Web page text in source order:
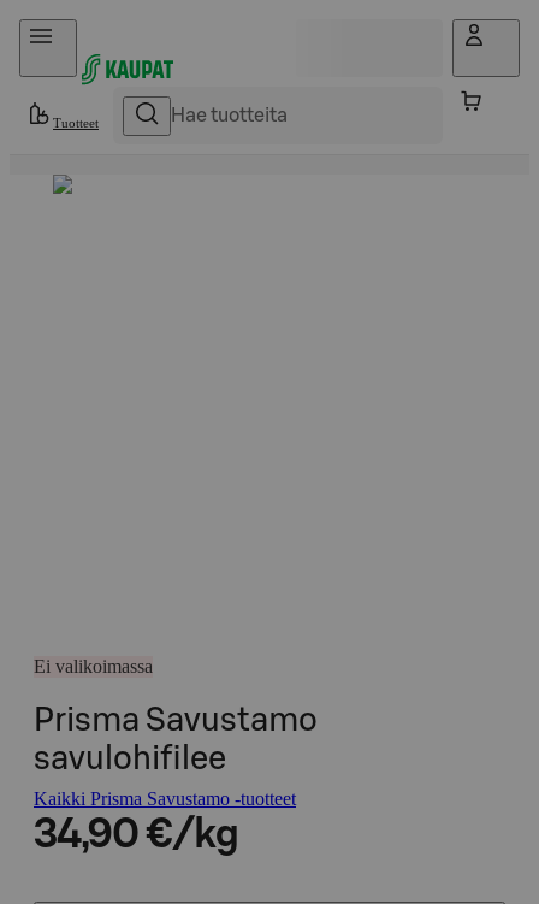
Hyppää sisältöön
Tuotteet
Ei valikoimassa
Prisma Savustamo
savulohifilee
Kaikki Prisma Savustamo -tuotteet
34,90 €/kg